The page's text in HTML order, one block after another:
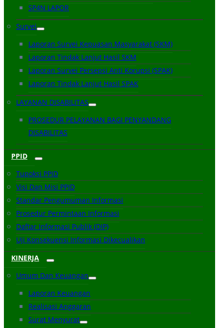
SP4N LAPOR
Survei
Laporan Survei Kepuasan Masyarakat (SKM)
Laporan Tindak Lanjut Hasil SKM
Laporan Survei Persepsi Anti Korupsi (SPAK)
Laporan Tindak Lanjut Hasil SPAK
LAYANAN DISABILITAS
PROSEDUR PELAYANAN BAGI PENYANDANG
DISABILITAS
PPID
Tupoksi PPID
Visi Dan Misi PPID
Standar Pengumuman Informasi
Prosedur Permintaan Informasi
Daftar Informasi Publik (DIP)
Uji Konsekuensi Informasi Dikecualikan
KINERJA
Umum Dan Keuangan
Laporan Keuangan
Realisasi Anggaran
Surat Menyurat